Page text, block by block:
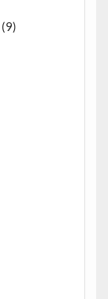
(9)